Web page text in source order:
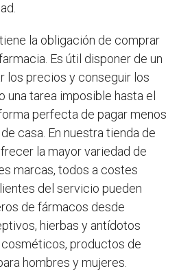
la obligación de comprar
Es útil disponer de un
los precios y conseguir los
una tarea imposible hasta el
perfecta de pagar menos
casa. En nuestra tienda de
la mayor variedad de
marcas, todos a costes
del servicio pueden
de fármacos desde
hierbas y antídotos
productos de
hombres y mujeres.